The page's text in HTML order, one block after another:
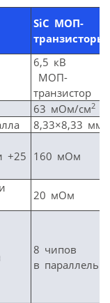
SiC МОП-
транзисторы
6,5 кВ
МОП-
транзистор
63 мОм/см2
8,33×8,33 мм
+25 160 мОм
20 мОм
8 чипов
в параллель